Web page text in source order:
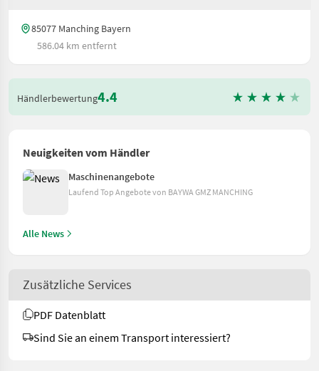
85077 Manching Bayern
586.04 km entfernt
Händlerbewertung4.4
Neuigkeiten vom Händler
Maschinenangebote
Laufend Top Angebote von BAYWA GMZ MANCHING
Alle News
Zusätzliche Services
PDF Datenblatt
Sind Sie an einem Transport interessiert?